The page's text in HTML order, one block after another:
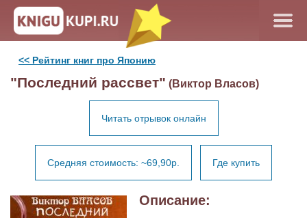
<< Рейтинг книг про Японию
"Последний рассвет" (Виктор Власов)
Читать отрывок онлайн
Средняя стоимость: ~69,90р. Где купить
Описание: